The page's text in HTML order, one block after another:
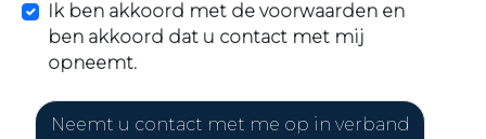
Ik ben akkoord met de voorwaarden en
ben akkoord dat u contact met mij
opneemt.
Neemt u contact met me op in verband